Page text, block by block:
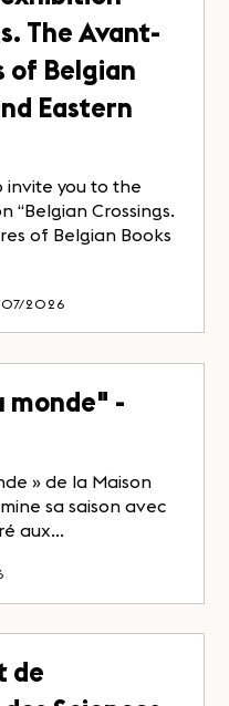
The Avant-
of Belgian
Eastern
invite you to the
“Belgian Crossings.
of Belgian Books
07/2026
monde" -
» de la Maison
sa saison avec
aux...
de